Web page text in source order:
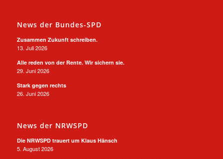
News der Bundes-SPD
Zusammen Zukunft schreiben.
13. Juli 2026
Alle reden von der Rente. Wir sichern sie.
29. Juni 2026
Stark gegen rechts
26. Juni 2026
News der NRWSPD
Die NRWSPD trauert um Klaus Hänsch
5. August 2026